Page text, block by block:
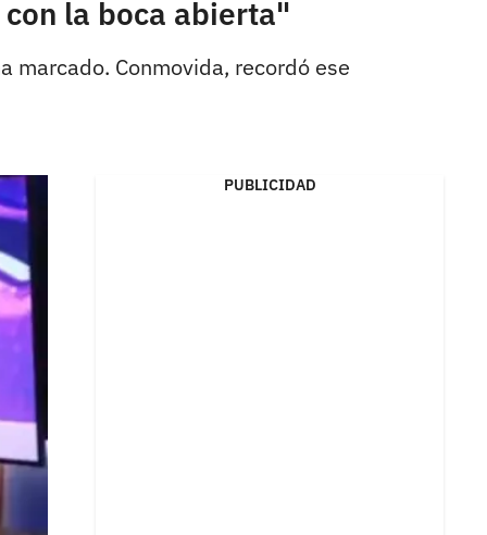
la boca abierta"
marcado. Conmovida, recordó ese
PUBLICIDAD